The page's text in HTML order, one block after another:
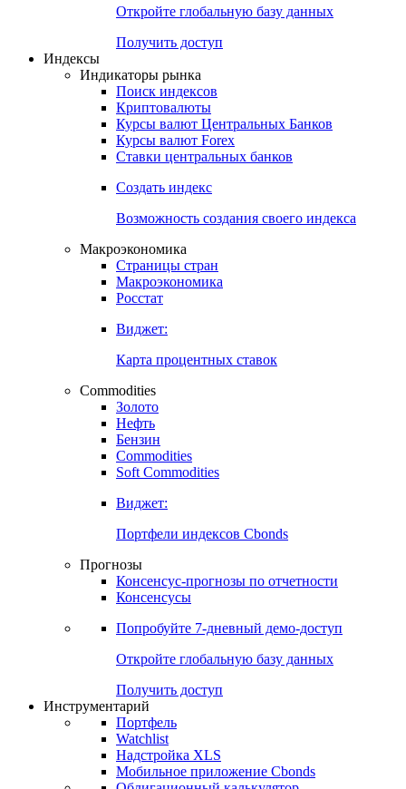
Откройте глобальную базу данных
Получить доступ
Индексы
Индикаторы рынка
Поиск индексов
Криптовалюты
Курсы валют Центральных Банков
Курсы валют Forex
Ставки центральных банков
Создать индекс
Возможность создания своего индекса
Макроэкономика
Страницы стран
Макроэкономика
Росстат
Виджет:
Карта процентных ставок
Commodities
Золото
Нефть
Бензин
Commodities
Soft Commodities
Виджет:
Портфели индексов Cbonds
Прогнозы
Консенсус-прогнозы по отчетности
Консенсусы
Попробуйте 7-дневный демо-доступ
Откройте глобальную базу данных
Получить доступ
Инструментарий
Портфель
Watchlist
Надстройка XLS
Мобильное приложение Cbonds